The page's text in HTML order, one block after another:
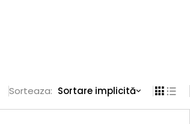
Sorteaza Sortare implicită